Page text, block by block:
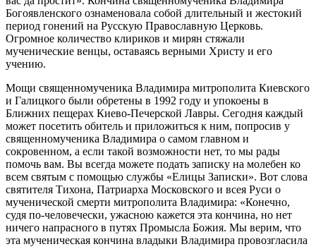
Богоявленского ознаменовала собой длительный и жестокий
период гонений на Русскую Православную Церковь.
Огромное количество клириков и мирян стяжали
мученические венцы, оставаясь верными Христу и его
учению.
Мощи священномученика Владимира митрополита Киевского
и Галицкого были обретены в 1992 году и упокоены в
Ближних пещерах Киево-Печерской Лавры. Сегодня каждый
может посетить обитель и приложиться к ним, попросив у
священномученика Владимира о самом главном и
сокровенном, а если такой возможности нет, то мы рады
помочь вам. Вы всегда можете подать записку на молебен ко
всем святым с помощью службы «Елицы Записки». Вот слова
святителя Тихона, Патриарха Московского и всея Руси о
мученической смерти митрополита Владимира: «Конечно,
судя по-человечески, ужасною кажется эта кончина, но нет
ничего напрасного в путях Промысла Божия. Мы верим, что
эта мученическая кончина владыки Владимира провозгласила